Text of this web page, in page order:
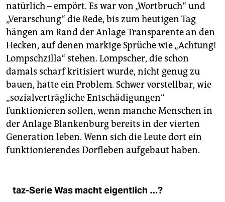
natürlich – empört. Es war von „Wortbruch“ und
„Verarschung“ die Rede, bis zum heutigen Tag
hängen am Rand der Anlage Transparente an den
Hecken, auf denen markige Sprüche wie „Achtung!
Lompschzilla“ stehen. Lompscher, die schon
damals scharf kritisiert wurde, nicht genug zu
bauen, hatte ein Problem. Schwer vorstellbar, wie
„sozialverträgliche Entschädigungen“
funktionieren sollen, wenn manche Menschen in
der Anlage Blankenburg bereits in der vierten
Generation leben. Wenn sich die Leute dort ein
funktionierendes Dorfleben aufgebaut haben.
taz-Serie Was macht eigentlich …?